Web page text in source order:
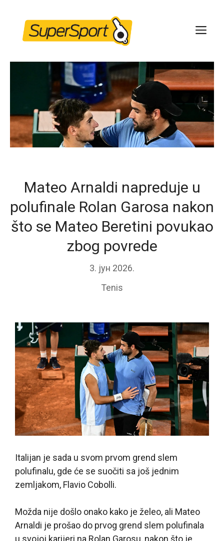
content
Mateo Arnaldi napreduje u
polufinale Rolan Garosa nakon
što se Mateo Beretini povukao
zbog povrede
3. јун 2026.
Tenis
Italijan je sada u svom prvom grend slem
polufinalu, gde će se suočiti sa još jednim
zemljakom, Flavio Cobolli.
Možda nije došlo onako kako je želeo, ali Mateo
Arnaldi je prošao do prvog grend slem polufinala
u svojoj karijeri na Rolan Garosu, nakon što je